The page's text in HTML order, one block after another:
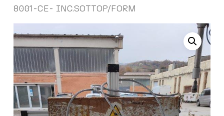
8001-CE- INC.SOTTOP/FORM